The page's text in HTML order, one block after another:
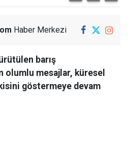
Haber Merkezi
barış
olumlu mesajlar, küresel
göstermeye devam